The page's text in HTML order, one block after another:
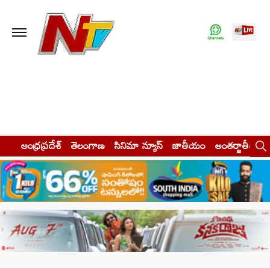
ఆంధ్రప్రదేశ్ తెలంగాణ సినిమా న్యూస్ జాతీయం అంతర్జాతీయం